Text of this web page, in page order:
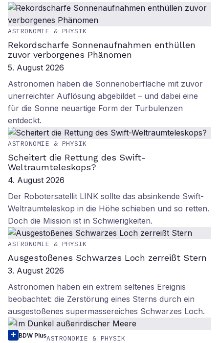
ASTRONOMIE & PHYSIK
Rekordscharfe Sonnenaufnahmen enthüllen
zuvor verborgenes Phänomen
5. August 2026
Astronomen haben die Sonnenoberfläche mit zuvor
unerreichter Auflösung abgebildet – und dabei eine
für die Sonne neuartige Form der Turbulenzen
entdeckt.
ASTRONOMIE & PHYSIK
Scheitert die Rettung des Swift-
Weltraumteleskops?
4. August 2026
Der Robotersatellit LINK sollte das absinkende Swift-
Weltraumteleskop in die Höhe schieben und so retten.
Doch die Mission ist in Schwierigkeiten.
ASTRONOMIE & PHYSIK
Ausgestoßenes Schwarzes Loch zerreißt Stern
3. August 2026
Astronomen haben ein extrem seltenes Ereignis
beobachtet: die Zerstörung eines Sterns durch ein
ausgestoßenes supermassereiches Schwarzes Loch.
BDW PlusASTRONOMIE & PHYSIK